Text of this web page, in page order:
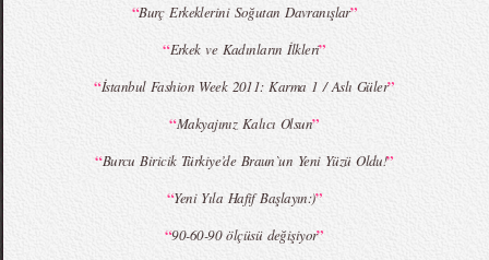
“Burç Erkeklerini Soğutan Davranışlar”
“Erkek ve Kadınların İlkleri”
“İstanbul Fashion Week 2011: Karma 1 / Aslı Güler”
“Makyajınız Kalıcı Olsun”
“Burcu Biricik Türkiye’de Braun`un Yeni Yüzü Oldu!”
“Yeni Yıla Hafif Başlayın:)”
“90-60-90 ölçüsü değişiyor”